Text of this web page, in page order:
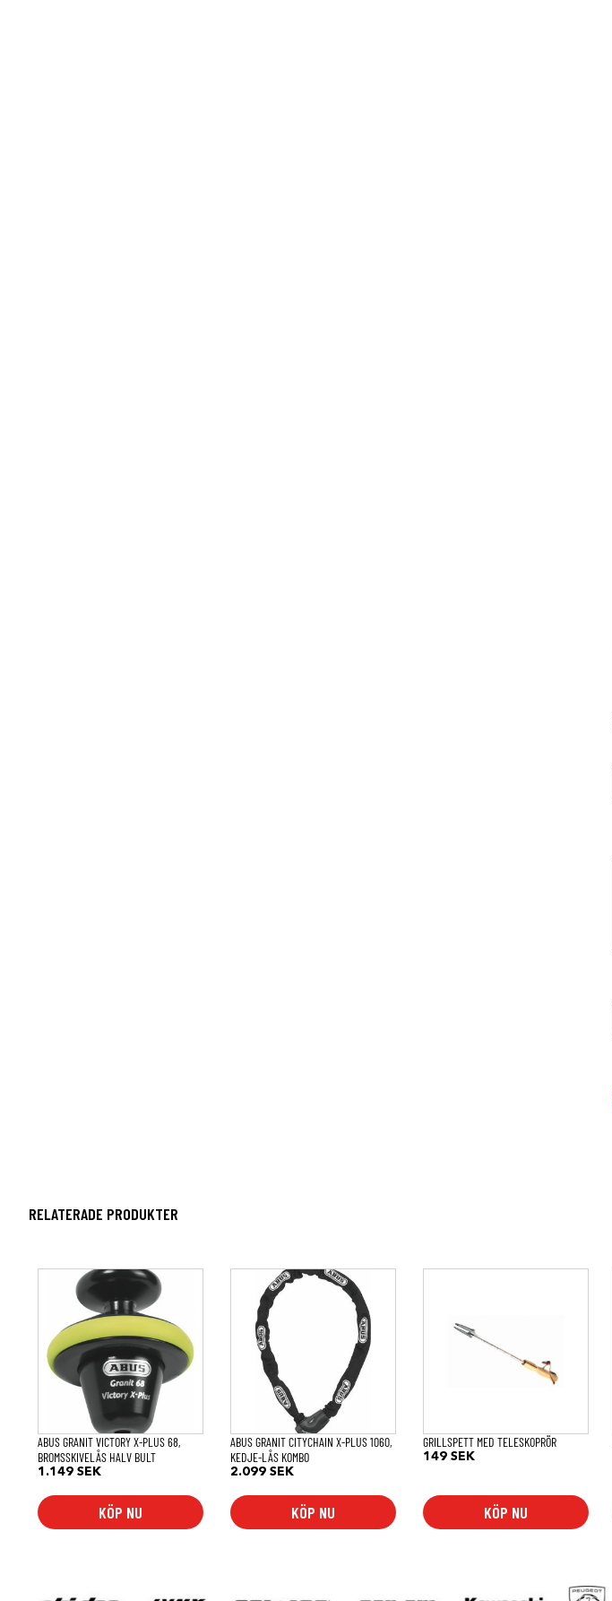
RELATERADE PRODUKTER
ABUS GRANIT VICTORY X-PLUS 68,
BROMSSKIVELÅS HALV BULT
1.149 SEK
KÖP NU
ABUS GRANIT CITYCHAIN X-PLUS 1060,
KEDJE-LÅS KOMBO
2.099SEK
KÖP NU
GRILLSPETT MED TELESKOPRÖR
149SEK
KÖP NU